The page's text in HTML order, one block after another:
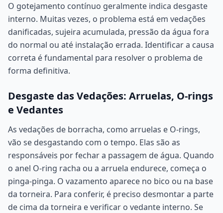
O gotejamento contínuo geralmente indica desgaste
interno. Muitas vezes, o problema está em vedações
danificadas, sujeira acumulada, pressão da água fora
do normal ou até instalação errada. Identificar a causa
correta é fundamental para resolver o problema de
forma definitiva.
Desgaste das Vedações: Arruelas, O-rings
e Vedantes
As vedações de borracha, como arruelas e O-rings,
vão se desgastando com o tempo. Elas são as
responsáveis por fechar a passagem de água. Quando
o anel O-ring racha ou a arruela endurece, começa o
pinga-pinga. O vazamento aparece no bico ou na base
da torneira. Para conferir, é preciso desmontar a parte
de cima da torneira e verificar o vedante interno. Se